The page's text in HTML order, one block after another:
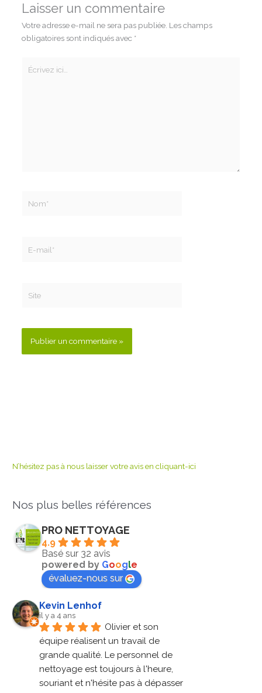
Laisser un commentaire
Votre adresse e-mail ne sera pas publiée. Les champs
obligatoires sont indiqués avec *
ici…
mail*
N’hésitez pas à nous laisser votre avis en cliquant-ici
Nos plus belles références
PRO NETTOYAGE
4.9
Basé sur 32 avis
powered by Google
évaluez-nous sur
Kevin Lenhof
il y a 4 ans
Olivier et son
équipe réalisent un travail de
grande qualité. Le personnel de
nettoyage est toujours à l'heure,
souriant et n'hésite pas à dépasser